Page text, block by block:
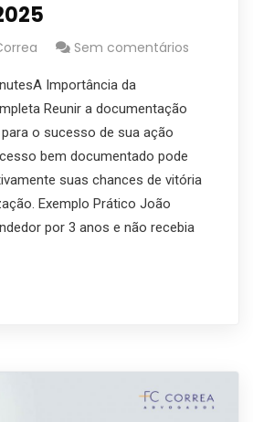
Sem comentários
Importância da
Reunir a documentação
o sucesso de sua ação
bem documentado pode
suas chances de vitória
Exemplo Prático João
por 3 anos e não recebia